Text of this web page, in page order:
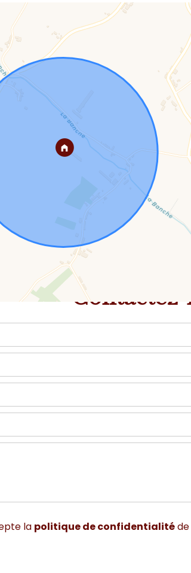
la politique de confidentialité